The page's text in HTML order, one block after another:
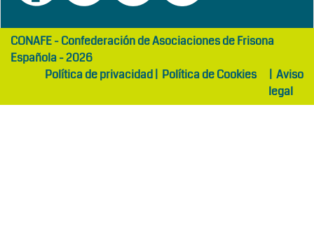
girls
abaya
maltepe
otelCONAFE - Confederación de Asociaciones de Frisona
Española - 2026
Política de privacidad| Política de Cookies | Aviso
legal